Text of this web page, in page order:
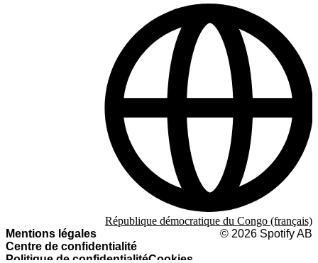
Mentions légales
Centre de confidentialité
Politique de confidentialitéCookies
© 2026 Spotify AB
République démocratique du Congo (français)